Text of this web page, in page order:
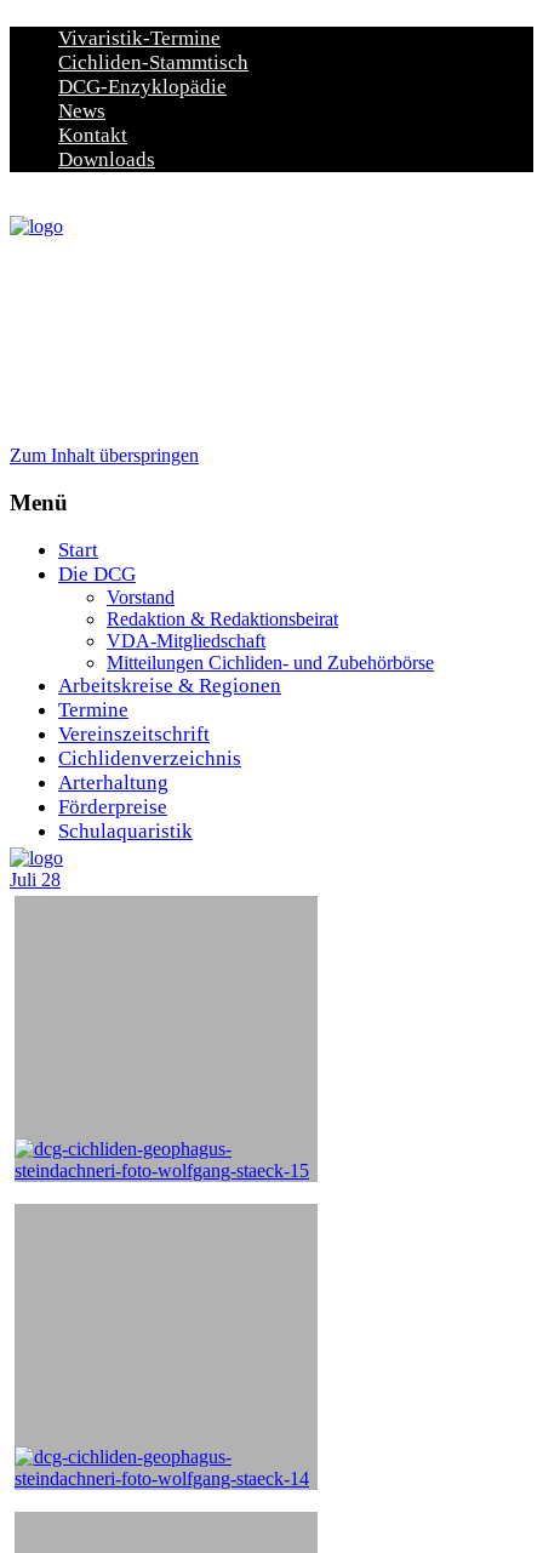
Vivaristik-Termine
Cichliden-Stammtisch
DCG-Enzyklopädie
News
Kontakt
Downloads
Zum Inhalt überspringen
Menü
Start
Die DCG
Vorstand
Redaktion & Redaktionsbeirat
VDA-Mitgliedschaft
Mitteilungen Cichliden- und Zubehörbörse
Arbeitskreise & Regionen
Termine
Vereinszeitschrift
Cichlidenverzeichnis
Arterhaltung
Förderpreise
Schulaquaristik
Juli 28